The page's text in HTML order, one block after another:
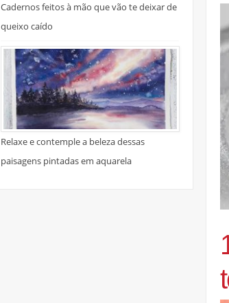
Cadernos feitos à mão que vão te deixar de
queixo caído
Relaxe e contemple a beleza dessas
paisagens pintadas em aquarela